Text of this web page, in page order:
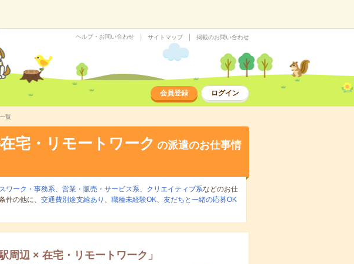
ヘルプ・お問い合わせ サイトマップ 掲載のお問い合わせ
会員登録 ログイン
覧
在宅・リモートワーク の派遣のお仕事情
ワーク・事務系、 営業・販売・サービス系、 クリエイティブ系などのお仕
件の他に、 交通費別途支給あり 、 職種未経験OK、 友だちと一緒の応募OK
周辺 × 在宅・リモートワーク 」